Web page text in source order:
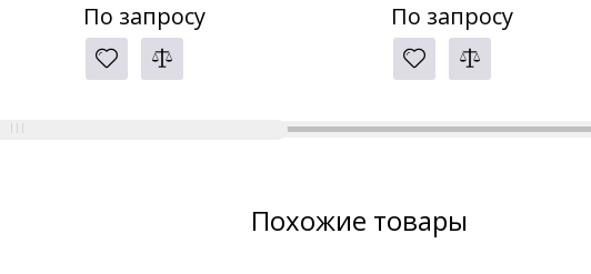
По запросу По запросу
Похожие товары